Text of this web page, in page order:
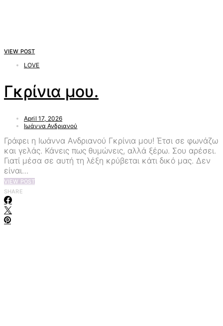
VIEW POST
LOVE
Γκρίνια μου.
April 17, 2026
Ιωάννα Ανδριανού
Γράφει η Ιωάννα Ανδριανού Γκρίνια μου! Έτσι σε φωνάζω
και γελάς. Κάνεις πως θυμώνεις, αλλά ξέρω. Σου αρέσει.
Γιατί μέσα σε αυτή τη λέξη κρύβεται κάτι δικό μας. Δεν
είναι…
VIEW POST
SHARE